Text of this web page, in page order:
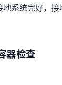
地系统完好，
器检查